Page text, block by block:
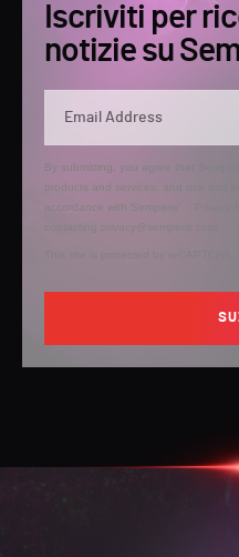
Iscriviti per
notizie su
By submitting, you agree that
products and services, and use and
accordance with Semperis’
contacting privacy@semperis.com.
This site is protected by reCAPTCHA.